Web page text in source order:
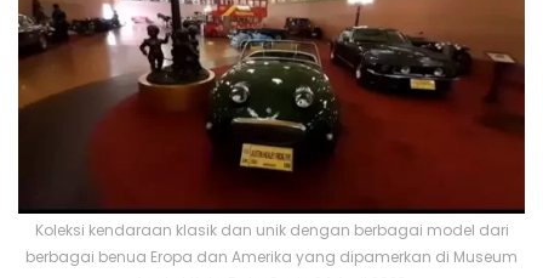
Koleksi kendaraan klasik dan unik dengan berbagai model dari
berbagai benua Eropa dan Amerika yang dipamerkan di Museum